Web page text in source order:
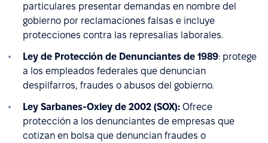
particulares presentar demandas en nombre del
gobierno por reclamaciones falsas e incluye
protecciones contra las represalias laborales.
Ley de Protección de Denunciantes de 1989: protege
a los empleados federales que denuncian
despilfarros, fraudes o abusos del gobierno.
Ley Sarbanes-Oxley de 2002 (SOX): Ofrece
protección a los denunciantes de empresas que
cotizan en bolsa que denuncian fraudes o